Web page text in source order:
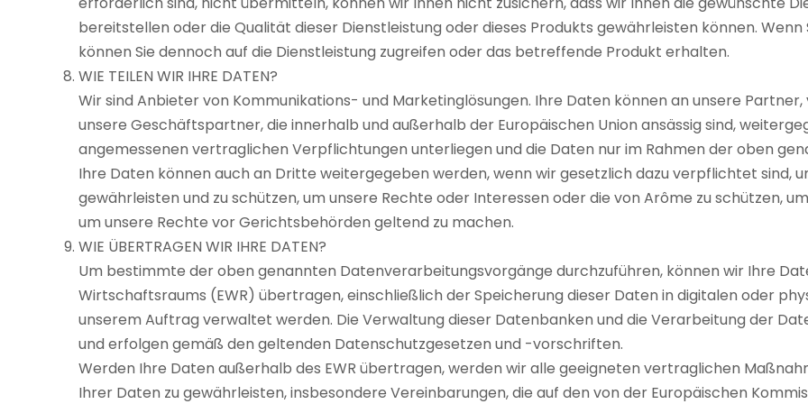
bereitstellen oder die Qualität dieser Dienstleistung oder dieses Produkts gewährleisten können.
können Sie dennoch auf die Dienstleistung zugreifen oder das betreffende Produkt erhalten.
WIE TEILEN WIR IHRE DATEN?
Wir sind Anbieter von Kommunikations- und Marketinglösungen. Ihre Daten können an unsere
unsere Geschäftspartner, die innerhalb und außerhalb der Europäischen Union ansässig sind,
angemessenen vertraglichen Verpflichtungen unterliegen und die Daten nur im Rahmen der oben
Ihre Daten können auch an Dritte weitergegeben werden, wenn wir gesetzlich dazu verpflichtet sind,
gewährleisten und zu schützen, um unsere Rechte oder Interessen oder die von Arôme zu schützen,
um unsere Rechte vor Gerichtsbehörden geltend zu machen.
WIE ÜBERTRAGEN WIR IHRE DATEN?
Um bestimmte der oben genannten Datenverarbeitungsvorgänge durchzuführen, können wir Ihre
Wirtschaftsraums (EWR) übertragen, einschließlich der Speicherung dieser Daten in digitalen oder
unserem Auftrag verwaltet werden. Die Verwaltung dieser Datenbanken und die Verarbeitung der
und erfolgen gemäß den geltenden Datenschutzgesetzen und -vorschriften.
Werden Ihre Daten außerhalb des EWR übertragen, werden wir alle geeigneten vertraglichen
Ihrer Daten zu gewährleisten, insbesondere Vereinbarungen, die auf den von der Europäischen